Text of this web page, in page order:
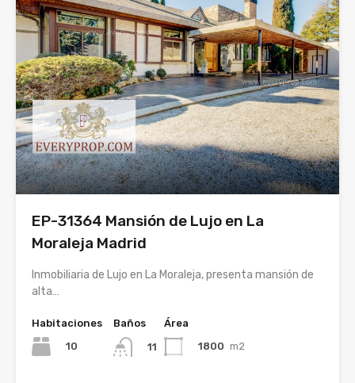
EP-31364 Mansión de Lujo en La
Moraleja Madrid
Inmobiliaria de Lujo en La Moraleja, presenta mansión de
alta…
Habitaciones
10
Baños
11
Área
1800 m2